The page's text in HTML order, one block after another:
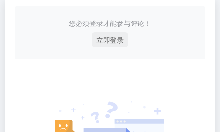
您必须登录才能参与评论！
立即登录